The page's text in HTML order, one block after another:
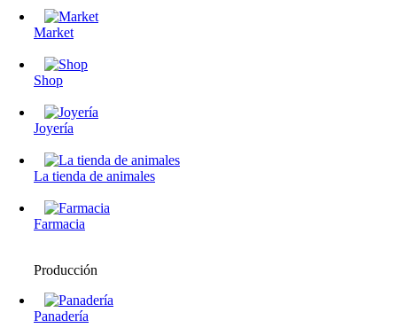
Market
Shop
Joyería
La tienda de animales
Farmacia
Producción
Panadería